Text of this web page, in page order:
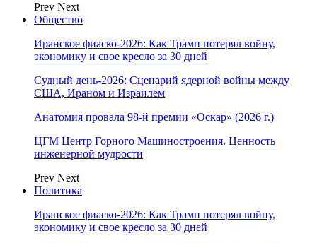
Prev Next
Общество
Иранское фиаско-2026: Как Трамп потерял войну,
экономику и свое кресло за 30 дней
Судный день-2026: Сценарий ядерной войны между
США, Ираном и Израилем
Анатомия провала 98-й премии «Оскар» (2026 г.)
ЦГМ Центр Горного Машиностроения. Ценность
инженерной мудрости
Prev Next
Политика
Иранское фиаско-2026: Как Трамп потерял войну,
экономику и свое кресло за 30 дней